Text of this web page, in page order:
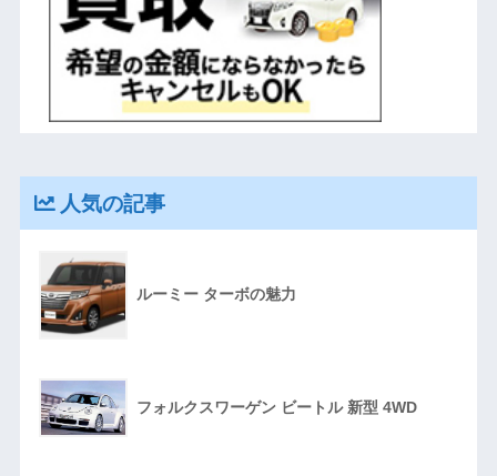
人気の記事
ルーミー ターボの魅力
フォルクスワーゲン ビートル 新型 4WD